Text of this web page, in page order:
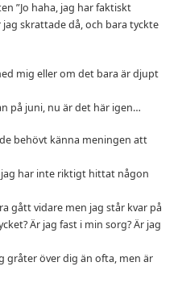
”Jo haha, jag har faktiskt
skrattade då, och bara tyckte
mig eller om det bara är djupt
på juni, nu är det här igen…
behövt känna meningen att
har inte riktigt hittat någon
gått vidare men jag står kvar på
Är jag fast i min sorg? Är jag
gråter över dig än ofta, men är